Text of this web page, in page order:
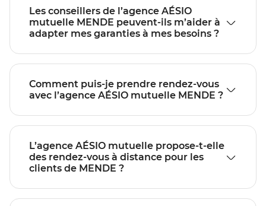
Les conseillers de l’agence AÉSIO
mutuelle MENDE peuvent-ils m’aider à
adapter mes garanties à mes besoins ?
Comment puis-je prendre rendez-vous
avec l’agence AÉSIO mutuelle MENDE ?
L’agence AÉSIO mutuelle propose-t-elle
des rendez-vous à distance pour les
clients de MENDE ?